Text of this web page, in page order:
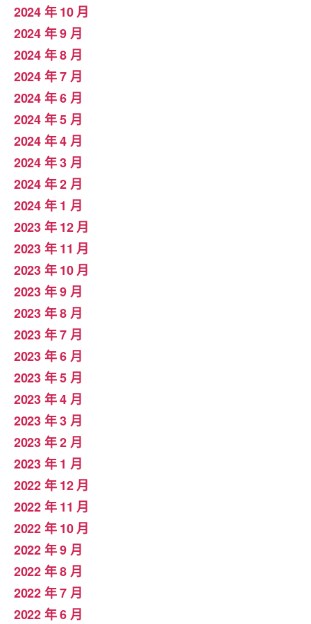
2024 年 10 月
2024 年 9 月
2024 年 8 月
2024 年 7 月
2024 年 6 月
2024 年 5 月
2024 年 4 月
2024 年 3 月
2024 年 2 月
2024 年 1 月
2023 年 12 月
2023 年 11 月
2023 年 10 月
2023 年 9 月
2023 年 8 月
2023 年 7 月
2023 年 6 月
2023 年 5 月
2023 年 4 月
2023 年 3 月
2023 年 2 月
2023 年 1 月
2022 年 12 月
2022 年 11 月
2022 年 10 月
2022 年 9 月
2022 年 8 月
2022 年 7 月
2022 年 6 月